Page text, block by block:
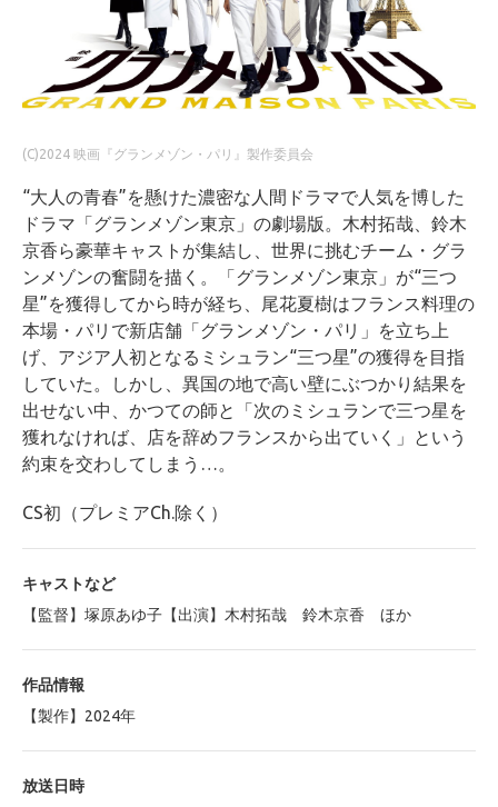
(C)2024 映画『グランメゾン・パリ』製作委員会
“大人の青春”を懸けた濃密な人間ドラマで人気を博した
ドラマ「グランメゾン東京」の劇場版。木村拓哉、鈴木
京香ら豪華キャストが集結し、世界に挑むチーム・グラ
ンメゾンの奮闘を描く。「グランメゾン東京」が“三つ
星”を獲得してから時が経ち、尾花夏樹はフランス料理の
本場・パリで新店舗「グランメゾン・パリ」を立ち上
げ、アジア人初となるミシュラン“三つ星”の獲得を目指
していた。しかし、異国の地で高い壁にぶつかり結果を
出せない中、かつての師と「次のミシュランで三つ星を
獲れなければ、店を辞めフランスから出ていく」という
約束を交わしてしまう…。
CS初（プレミアCh.除く）
キャストなど
【監督】塚原あゆ子【出演】木村拓哉 鈴木京香 ほか
作品情報
【製作】2024年
放送日時